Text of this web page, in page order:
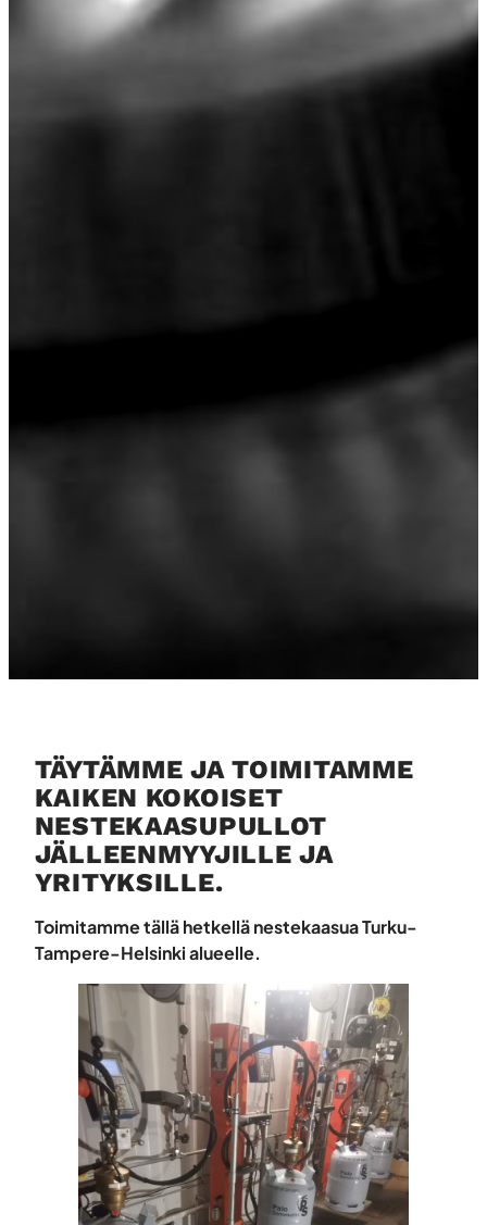
TÄYTÄMME JA TOIMITAMME
KAIKEN KOKOISET
NESTEKAASUPULLOT
JÄLLEENMYYJILLE JA
YRITYKSILLE.
Toimitamme tällä hetkellä nestekaasua Turku-
Tampere-Helsinki alueelle.